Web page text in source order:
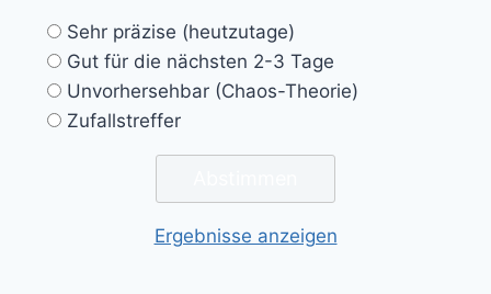
Sehr präzise (heutzutage)
Gut für die nächsten 2-3 Tage
Unvorhersehbar (Chaos-Theorie)
Zufallstreffer
Ergebnisse anzeigen